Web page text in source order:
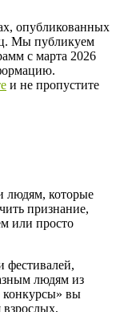
опубликованных
Мы публикуем
с марта 2026
и не пропустите
людям, которые
признание,
или просто
фестивалей,
людям из
конкурсы» вы
взрослых,